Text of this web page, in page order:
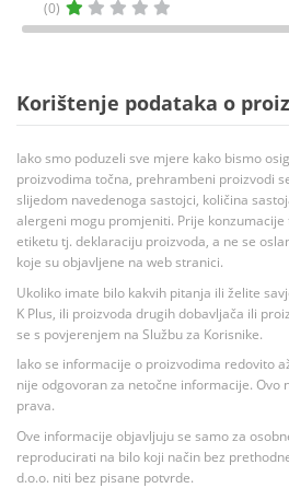
(0)
Korištenje podataka o
Iako smo poduzeli sve mjere kako bismo
proizvodima točna, prehrambeni proizvodi
slijedom navedenoga sastojci, količina
alergeni mogu promjeniti. Prije
etiketu tj. deklaraciju proizvoda, a ne se
koje su objavljene na web stranici.
Ukoliko imate bilo kakvih pitanja ili želite
K Plus, ili proizvoda drugih dobavljača ili
se s povjerenjem na Službu za Korisnike.
Iako se informacije o proizvodima redovito
nije odgovoran za netočne informacije. Ovo
prava.
Ove informacije objavljuju se samo za
reproducirati na bilo koji način bez
d.o.o. niti bez pisane potvrde.